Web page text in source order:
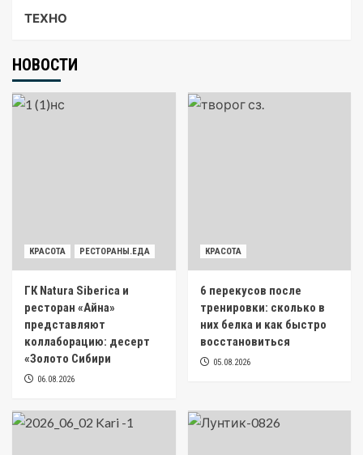
ТЕХНО
НОВОСТИ
КРАСОТА РЕСТОРАНЫ.ЕДА
ГК Natura Siberica и
ресторан «Айна»
представляют
коллаборацию: десерт
«Золото Сибири
06.08.2026
КРАСОТА
6 перекусов после
тренировки: сколько в
них белка и как быстро
восстановиться
05.08.2026